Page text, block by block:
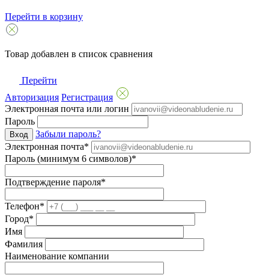
Перейти в корзину
Товар добавлен в список сравнения
Перейти
Авторизация Регистрация
Электронная почта или логин
Пароль
Вход
Забыли пароль?
Электронная почта*
Пароль (минимум 6 символов)*
Подтверждение пароля*
Телефон*
Город*
Имя
Фамилия
Наименование компании